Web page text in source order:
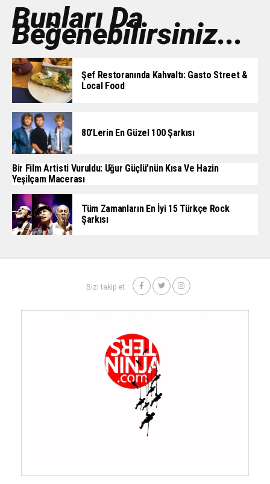
Bunları Da
Beğenebilirsiniz...
Şef Restoranında Kahvaltı: Gasto Street &
Local Food
80’lerin En Güzel 100 Şarkısı
Bir Film Artisti Vuruldu: Uğur Güçlü’nün Kısa Ve Hazin
Yeşilçam Macerası
Tüm Zamanların En İyi 15 Türkçe Rock
Şarkısı
Bizi takip et